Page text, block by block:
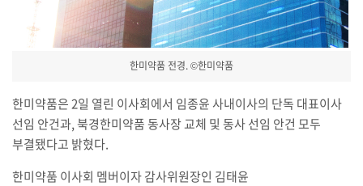
한미약품 전경. ©한미약품
한미약품은2일 열린 이사회에서 임종윤 사내이사의 단독 대표이사
선임 안건과, 북경한미약품 동사장 교체 및 동사 선임 안건 모두
부결됐다고 밝혔다.
한미약품 이사회 멤버이자 감사위원장인 김태윤